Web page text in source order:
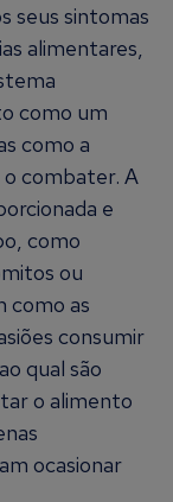
seus sintomas
alimentares,
como um
como a
o combater. A
e
como
ou
como as
consumir
qual são
o alimento
ocasionar